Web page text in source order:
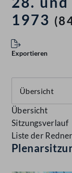
1973
Exportieren
Übersicht
Sitzungsverlauf
Liste der